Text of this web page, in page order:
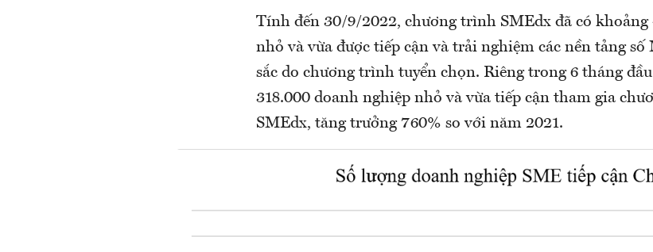
Tính đến 30/9/2022, chương trình SMEdx đã có khoảng
nhỏ và vừa được tiếp cận và trải nghiệm các nền tảng
sắc do chương trình tuyển chọn. Riêng trong 6 tháng
318.000 doanh nghiệp nhỏ và vừa tiếp cận tham gia
SMEdx, tăng trưởng 760% so với năm 2021.